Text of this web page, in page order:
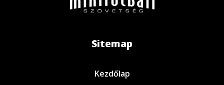
Sitemap
Kezdőlap